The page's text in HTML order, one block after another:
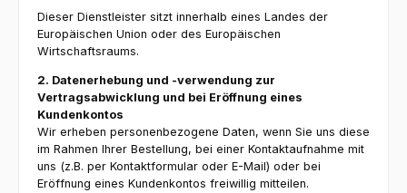
Dieser Dienstleister sitzt innerhalb eines Landes der
Europäischen Union oder des Europäischen
Wirtschaftsraums.
2. Datenerhebung und -verwendung zur
Vertragsabwicklung und bei Eröffnung eines
Kundenkontos
Wir erheben personenbezogene Daten, wenn Sie uns diese
im Rahmen Ihrer Bestellung, bei einer Kontaktaufnahme mit
uns (z.B. per Kontaktformular oder E-Mail) oder bei
Eröffnung eines Kundenkontos freiwillig mitteilen.